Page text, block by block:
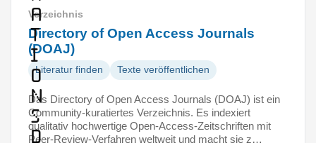
a
t
i
o
n
s
d
Verzeichnis
Directory of Open Access Journals
(DOAJ)
Literatur finden Texte veröffentlichen
Das Directory of Open Access Journals (DOAJ) ist ein
Community-kuratiertes Verzeichnis. Es indexiert
qualitativ hochwertige Open-Access-Zeitschriften mit
Peer-Review-Verfahren weltweit und macht sie z…